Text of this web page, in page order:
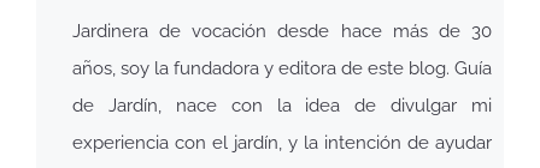
Jardinera de vocación desde hace más de 30
años, soy la fundadora y editora de este blog. Guía
de Jardín, nace con la idea de divulgar mi
experiencia con el jardín, y la intención de ayudar